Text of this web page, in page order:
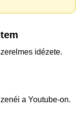
idézete.
a Youtube-on.